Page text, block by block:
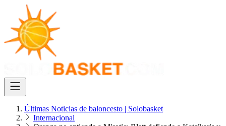
Últimas Noticias de baloncesto | Solobasket
Internacional